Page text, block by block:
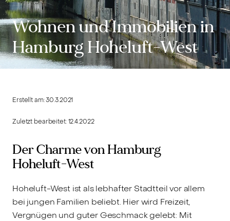
Wohnen und Immobilien in
Hamburg Hoheluft-West
Erstellt am:30.3.2021
Zuletzt bearbeitet:12.4.2022
Der Charme von Hamburg
Hoheluft-West
Hoheluft-West ist als lebhafter Stadtteil vor allem
bei jungen Familien beliebt. Hier wird Freizeit,
Vergnügen und guter Geschmack gelebt: Mit